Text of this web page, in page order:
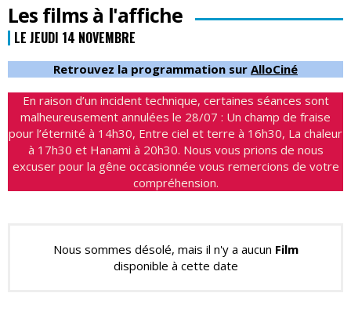
Les films à l'affiche
LE JEUDI 14 NOVEMBRE
Retrouvez la programmation sur AlloCiné
En raison d’un incident technique, certaines séances sont
malheureusement annulées le 28/07 : Un champ de fraise
pour l’éternité à 14h30, Entre ciel et terre à 16h30, La chaleur
à 17h30 et Hanami à 20h30. Nous vous prions de nous
excuser pour la gêne occasionnée vous remercions de votre
compréhension.
Nous sommes désolé, mais il n'y a aucun Film
disponible à cette date